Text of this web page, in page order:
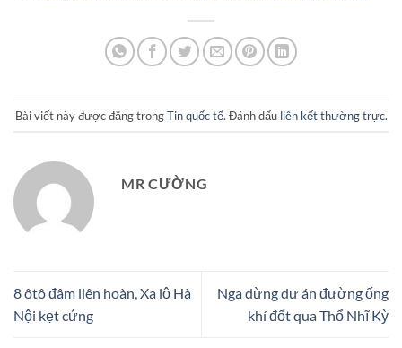
Bài viết này được đăng trongTin quốc tế. Đánh dấu liên kết thường trực.
MR CƯỜNG
8 ôtô đâm liên hoàn, Xa lộ Hà
Nội kẹt cứng
Nga dừng dự án đường ống
khí đốt qua Thổ Nhĩ Kỳ